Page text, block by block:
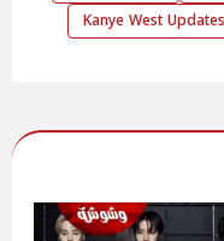
Kanye West Updates